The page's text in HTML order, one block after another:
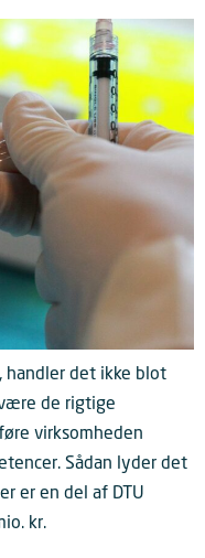
handler det ikke blot
de rigtige
virksomheden
Sådan lyder det
er en del af DTU
kr.